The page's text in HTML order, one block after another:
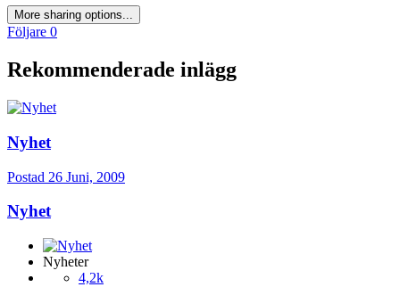
More sharing options...
Följare 0
Rekommenderade inlägg
Nyhet
Postad 26 Juni, 2009
Nyhet
Nyheter
4,2k